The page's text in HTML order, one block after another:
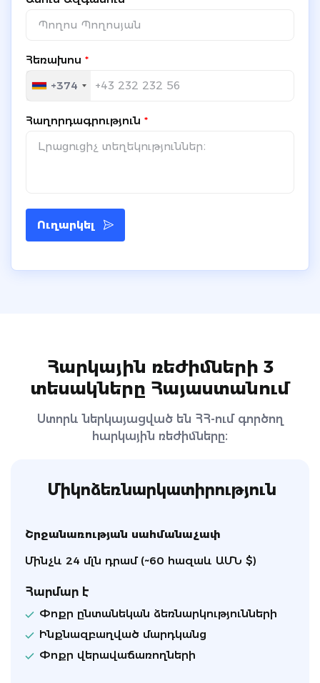
Հեռախոս *
+374
Հաղորդագրություն *
Ուղարկել
Հարկային ռեժիմների 3
տեսակները Հայաստանում
Ստորև ներկայացված են ՀՀ-ում գործող
հարկային ռեժիմները։
Միկոձեռնարկատիրություն
Շրջանառության սահմանաչափ
Մինչև 24 մլն դրամ (~60 հազաև ԱՄՆ $)
Հարմար է
Փոքր ընտանեկան ձեռնարկությունների
Ինքնազբաղված մարդկանց
Փոքր վերավաճառողների